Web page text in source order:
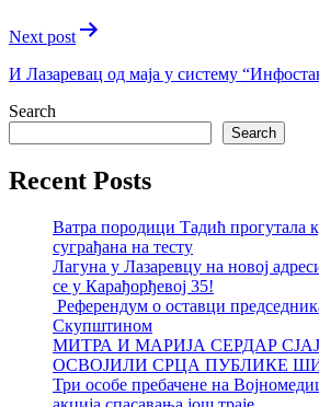
Next post
И Лазаревац од маја у систему
Search
Search
Recent Posts
Ватра породици Тадић прогутала
суграђана на тесту
Лагуна у Лазаревцу на новој
се у Карађорђевој 35!
Референдум о оставци
Скупштином
МИТРА И МАРИЈА СЕРДАР
ОСВОЈИЛИ СРЦА ПУБЛИКЕ
Три особе пребачене на